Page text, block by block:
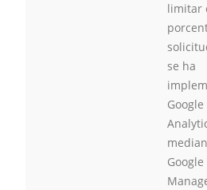
limitar
se ha
Google
Google